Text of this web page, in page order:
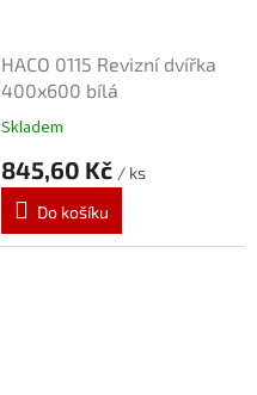
HACO 0115 Revizní dvířka
400x600 bílá
Skladem
845,60 Kč / ks
Do košíku